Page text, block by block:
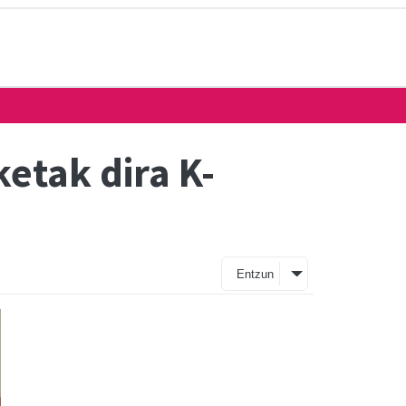
dira K-
Entzun